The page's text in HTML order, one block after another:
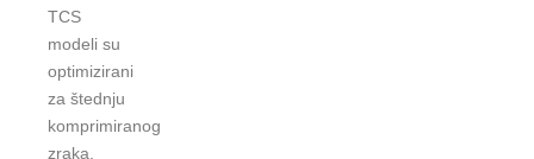
TCS
modeli su
optimizirani
za štednju
komprimiranog
zraka.